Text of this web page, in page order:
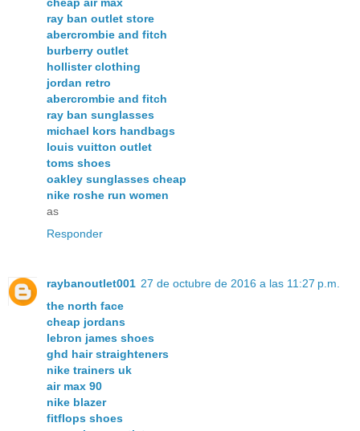
ray ban outlet store
abercrombie and fitch
burberry outlet
hollister clothing
jordan retro
abercrombie and fitch
ray ban sunglasses
michael kors handbags
louis vuitton outlet
toms shoes
oakley sunglasses cheap
nike roshe run women
as
Responder
raybanoutlet001 27 de octubre de 2016 a las 11:27 p.m.
the north face
cheap jordans
lebron james shoes
ghd hair straighteners
nike trainers uk
air max 90
nike blazer
fitflops shoes